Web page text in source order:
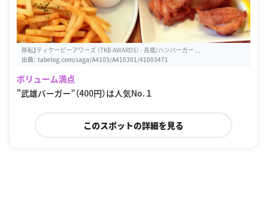
移転】ティケービーアワーズ （TKB AWARDS） - 高橋/ハンバーガー ...
出典： tabelog.com/saga/A4103/A410301/41003471
ボリューム満点
"武雄バーガー”（400円）は人気No.１
このスポットの詳細を見る